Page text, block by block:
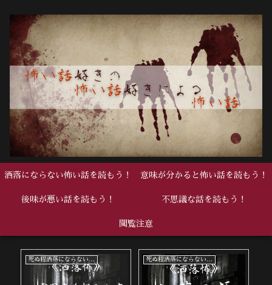
洒落にならない怖い話を読もう！ 意味が分かると怖い話を読もう！
後味が悪い話を読もう！ 不思議な話を読もう！
閲覧注意
死ぬ程洒落にならない怖い話 死ぬ程洒落にならない怖い話